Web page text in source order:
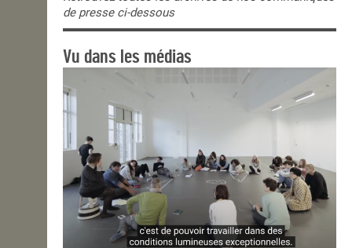
de presse ci-dessous
Vu dans les médias